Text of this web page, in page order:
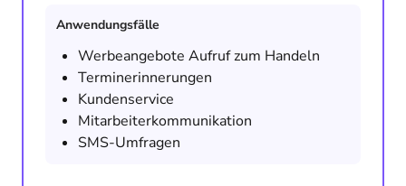
Anwendungsfälle
Werbeangebote Aufruf zum Handeln
Terminerinnerungen
Kundenservice
Mitarbeiterkommunikation
SMS-Umfragen